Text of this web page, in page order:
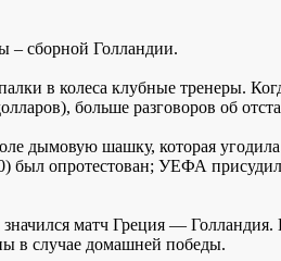
– сборной Голландии.
в колеса клубные тренеры.
больше разговоров об
дымовую шашку, которая угодила
был опротестован; УЕФА
матч Греция — Голландия.
в случае домашней победы.